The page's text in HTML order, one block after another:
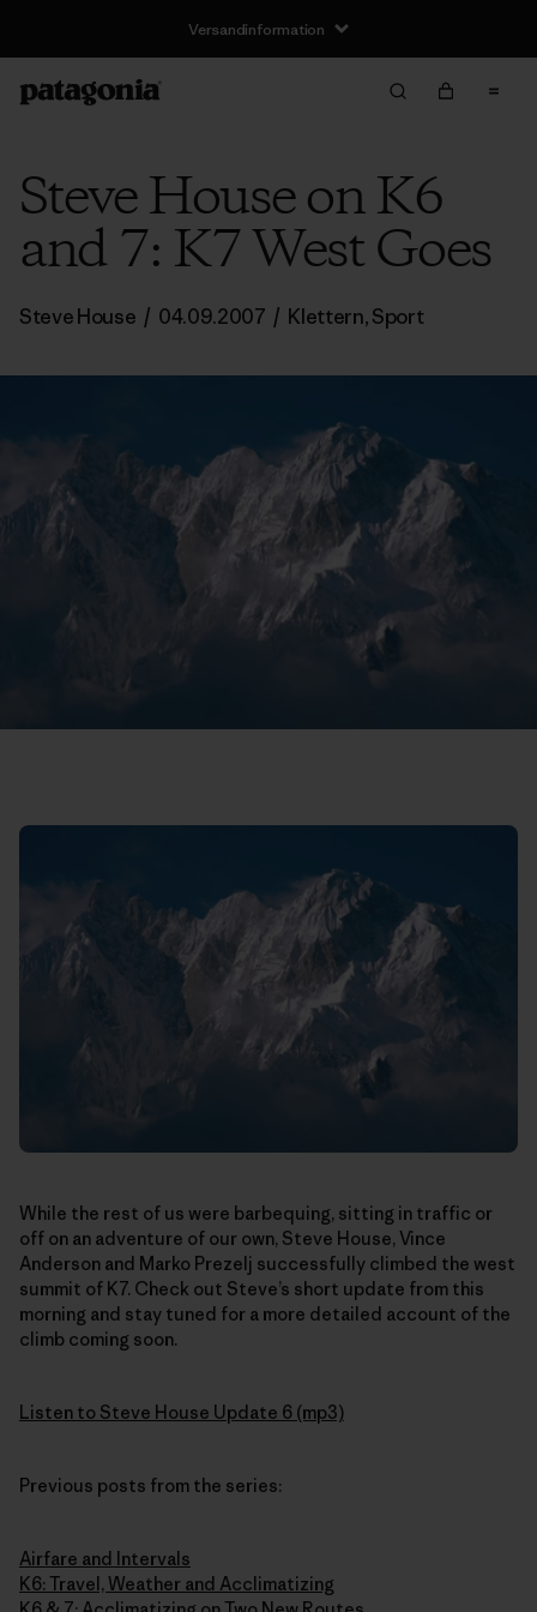
Versandinformation
Steve House on K6
and 7: K7 West Goes
Steve House / 04.09.2007 / Klettern,Sport
While the rest of us were barbequing, sitting in traffic or
off on an adventure of our own, Steve House, Vince
Anderson and Marko Prezelj successfully climbed the west
summit of K7. Check out Steve’s short update from this
morning and stay tuned for a more detailed account of the
climb coming soon.
Listen to Steve House Update 6 (mp3)
Previous posts from the series:
Airfare and Intervals
K6: Travel, Weather and Acclimatizing